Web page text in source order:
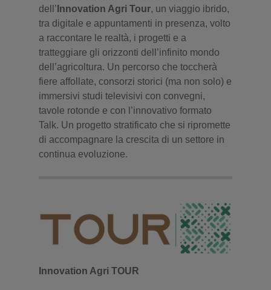
dell’ Innovation Agri Tour, un viaggio ibrido,
tra digitale e appuntamenti in presenza, volto
a raccontare le realtà, i progetti e a
tratteggiare gli orizzonti dell’infinito mondo
dell’agricoltura. Un percorso che toccherà
fiere affollate, consorzi storici (ma non solo) e
immersivi studi televisivi con convegni,
tavole rotonde e con l’innovativo formato
Talk. Un progetto stratificato che si ripromette
di accompagnare la crescita di un settore in
continua evoluzione.
Innovation Agri TOUR